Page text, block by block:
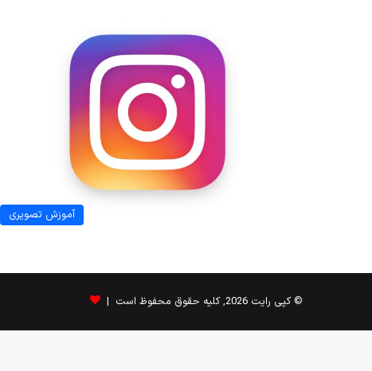
آموزش تصویری
© کپی رایت 2026, کلیه حقوق محفوظ است |